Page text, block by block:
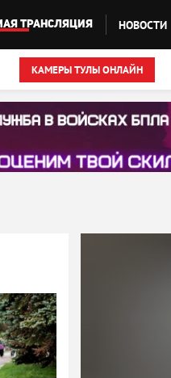
ТРАНСЛЯЦИЯ НОВОСТИ
КАМЕРЫ ТУЛЫ ОНЛАЙН